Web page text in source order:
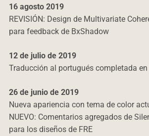
16 agosto 2019
REVISIÓN: Design de Multivariate
para feedback de BxShadow
12 de julio de 2019
Traducción al portugués completada en
26 de junio de 2019
Nueva apariencia con tema de color
NUEVO: Comentarios agregados de
para los diseños de FRE